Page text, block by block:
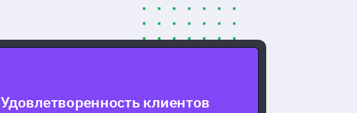
Удовлетворенность клиентов